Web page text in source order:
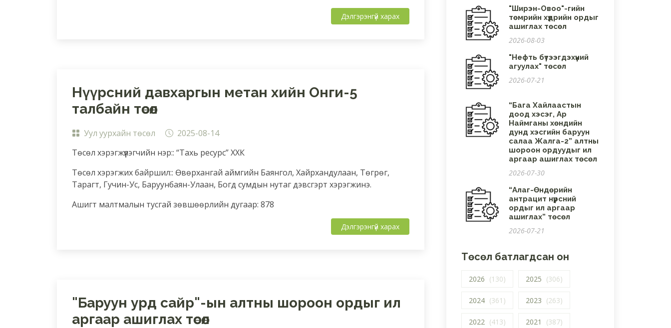
Дэлгэрэнгүй харах
Нүүрсний давхаргын метан хийн Онги-5
талбайн төсөл
Уул уурхайн төсөл
2025-08-14
Төсөл хэрэгжүүлэгчийн нэр:: “Тахь ресурс” ХХК
Төсөл хэрэгжих байршил:: Өвөрхангай аймгийн Баянгол, Хайрхандулаан, Төгрөг,
Тарагт, Гучин-Ус, Баруунбаян-Улаан, Богд сумдын нутаг дэвсгэрт хэрэгжинэ.
Ашигт малтмалын тусгай зөвшөөрлийн дугаар: 878
Дэлгэрэнгүй харах
"Баруун урд сайр"-ын алтны шороон ордыг ил
аргаар ашиглах төсөл
"Ширэн-Овоо"-гийн
төмрийн хүдрийн ордыг
ашиглах төсөл
2026-08-03
"Нефть бүтээгдэхүүний
агуулах" төсөл
2026-07-21
“Бага Хайлаастын
доод хэсэг, Ар
Наймганы хөндийн
дунд хэсгийн баруун
салаа Жалга-2” алтны
шороон ордуудыг ил
аргаар ашиглах төсөл
2026-07-30
“Алаг-Өндөрийн
антрацит нүүрсний
ордыг ил аргаар
ашиглах” төсөл
2026-07-21
Төсөл батлагдсан он
2026 (130) 2025 (306)
2024 (361) 2023 (263)
2022 (413) 2021 (387)